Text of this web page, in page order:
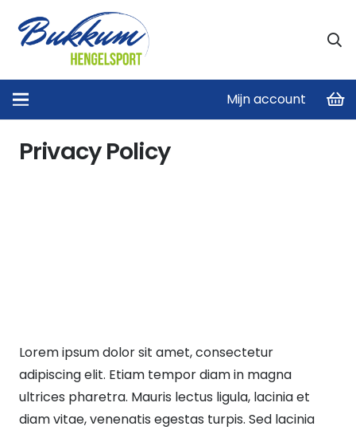
Mijn account
Home
Privacy Policy
Lorem ipsum dolor sit amet, consectetur
adipiscing elit. Etiam tempor diam in magna
ultrices pharetra. Mauris lectus ligula, lacinia et
diam vitae, venenatis egestas turpis. Sed lacinia